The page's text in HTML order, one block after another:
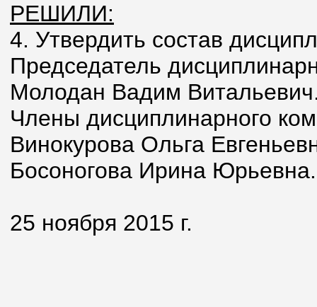
РЕШИЛИ:
4. Утвердить состав
Председатель
Молодан Вадим
Члены дисциплинарного
Винокурова Ольга
Босоногова Ирина Юрьевна.
25 ноября 2015 г.